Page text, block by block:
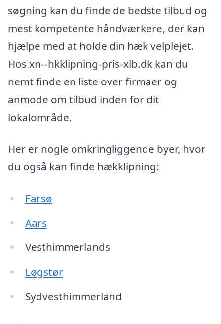
søgning kan du finde de bedste tilbud og
mest kompetente håndværkere, der kan
hjælpe med at holde din hæk velplejet.
Hos xn--hkklipning-pris-xlb.dk kan du
nemt finde en liste over firmaer og
anmode om tilbud inden for dit
lokalområde.
Her er nogle omkringliggende byer, hvor
du også kan finde hækklipning:
Farsø
Aars
Vesthimmerlands
Løgstør
Sydvesthimmerland